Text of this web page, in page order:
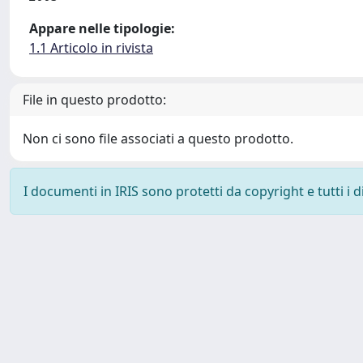
Appare nelle tipologie:
1.1 Articolo in rivista
File in questo prodotto:
Non ci sono file associati a questo prodotto.
I documenti in IRIS sono protetti da copyright e tutti i